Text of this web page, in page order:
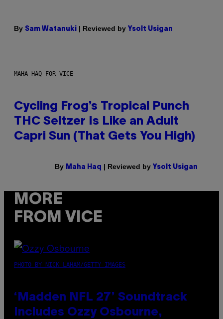
By Sam Watanuki | Reviewed by Ysolt Usigan
MAHA HAQ FOR VICE
Cycling Frog’s Tropical Punch
THC Seltzer Is Like an Adult
Capri Sun (That Gets You High)
By Maha Haq | Reviewed by Ysolt Usigan
MORE
FROM VICE
PHOTO BY NICK LAHAM/GETTY IMAGES
‘Madden NFL 27’ Soundtrack
Includes Ozzy Osbourne,